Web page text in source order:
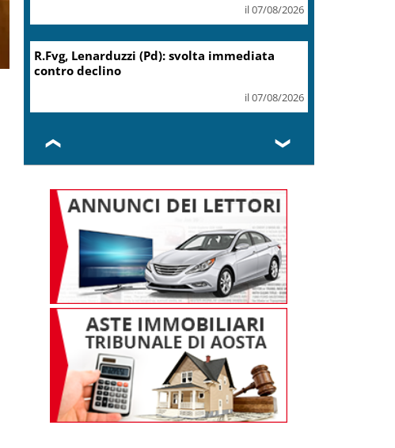
il 07/08/2026
Migranti, Meloni: non c’è
spazio in Ue per chi alimenta
immigrazione clandestina
il 07/08/2026
❮ ❯